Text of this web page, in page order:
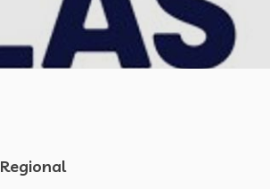
Regional